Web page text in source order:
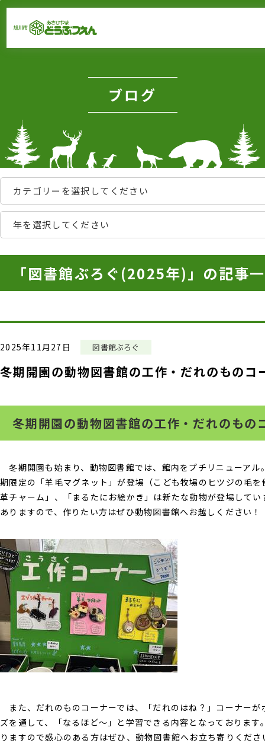
ページの本文です。
ブログ
「図書館ぶろぐ(2025年)」の記事
2025年11月27日 図書館ぶろぐ
冬期開園の動物図書館の工作・だれのものコ
冬期開園の動物図書館の工作・だれのもの
冬期開園も始まり、動物図書館では、館内をプチリニューアル
期限定の「羊毛マグネット」が登場（こども牧場のヒツジの毛
革チャーム」、「まるたにお絵かき」は新たな動物が登場して
ありますので、作りたい方はぜひ動物図書館へお越しください！
また、だれのものコーナーでは、「だれのはね？」コーナー
ズを通して、「なるほど～」と学習できる内容となっておりま
りますので感心のある方はぜひ、動物図書館へお立ち寄りくだ
カテゴリーを選択してください
年を選択してください